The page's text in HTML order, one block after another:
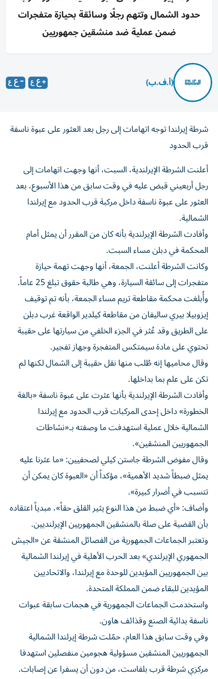
حدود الشمال وتتهم رجلًا وسائقة بحيازة متفجرات
ضمن عملية ضد منشقين جمهوريين
(أ.ف.ب)
شرطة إيرلندا توجه اتهامات إلى رجل بعد العثور على عبوة ناسفة
قرب الحدود
أعلنت الشرطة الإيرلندية، السبت، أنها وجهت اتهامات إلى
رجل أربعيني قبض عليه في وقت سابق من هذا الأسبوع، بعد
العثور على عبوة ناسفة داخل مركبة قرب الحدود مع إيرلندا
الشمالية.
وأفادت الشرطة الإيرلندية بأنه كان من المقرر أن يمثل أمام
المحكمة في دبلن مساء السبت.
وكانت الشرطة أعلنت، الجمعة، أنها وجهت تهمة حيازة
متفجرات إلى سائقة السيارة، وهي طالبة حقوق تبلغ 25 عاماً.
وأُبلغت محكمة مقاطعة تريم مساء الجمعة، بأنه تم توقيف
إيزوبيلا بيري ساليفان من مقاطعة كيلدير الواقعة غرب دبلن
على الطريق وقد عُثر في الجزء الخلفي من سيارتها على حقيبة
تحتوي على مادة سيمتكس المتفجرة وجهاز تفجير.
وقال محاميها إنه طُلب منها نقل حقيبة إلى الشمال لكنها لم
تكن على علم بما بداخلها.
وأفادت الشرطة الإيرلندية بأنها عثرت على عبوة ناسفة «بالغة
الخطورة» داخل إحدى المركبات قرب الحدود مع إيرلندا
الشمالية خلال عملية استهدفت ما وصفته بـ«نشاطات
الجمهوريين المنشقين».
وقال مفوض الشرطة جاستن كيلي لصحفيين: «ما عثرنا عليه
يمثل ضبطاً شديد الأهمية»، مؤكداً أن «العبوة كان يمكن أن
تتسبب في أضرار كبيرة».
وأضاف: «أي ضبط من هذا النوع يثير القلق حقاً»، مبدياً اعتقاده
بأن القضية على صلة بالمنشقين الجمهوريين الإيرلنديين.
وتعتبر الجماعات الجمهورية من الفصائل المنشقة عن «الجيش
الجمهوري الإيرلندي» بعد الحرب الأهلية في إيرلندا الشمالية
بين الجمهوريين المؤيدين للوحدة مع إيرلندا، والاتحاديين
المؤيدين للبقاء ضمن المملكة المتحدة.
واستخدمت الجماعات الجمهورية في هجمات سابقة عبوات
ناسفة بدائية الصنع وقذائف هاون.
وفي وقت سابق هذا العام، حمّلت شرطة إيرلندا الشمالية
الجمهوريين المنشقين مسؤولية هجومين منفصلين استهدفا
مركزي شرطة قرب بلفاست، من دون أن يسفرا عن إصابات.